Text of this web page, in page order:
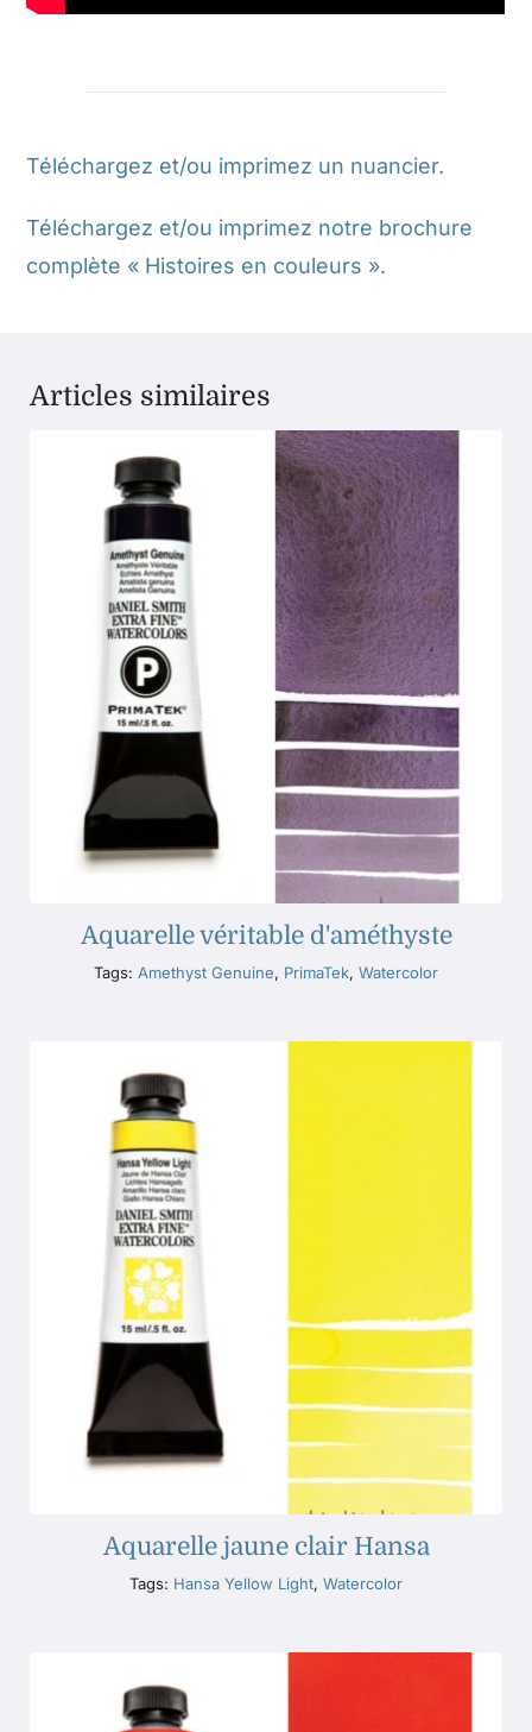
Téléchargez et/ou imprimez un nuancier.
Téléchargez et/ou imprimez notre brochure
complète « Histoires en couleurs ».
Articles similaires
Aquarelle véritable d'améthyste
Tags: Amethyst Genuine, PrimaTek, Watercolor
Aquarelle jaune clair Hansa
Tags: Hansa Yellow Light, Watercolor